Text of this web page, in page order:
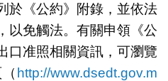
於《公約》附錄，並依法
以免觸法。有關申領《公
口准照相關資訊，可瀏覽
http://www.dsedt.gov.m